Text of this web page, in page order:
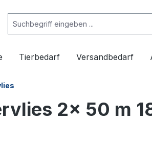
Tierbedarf Versandbedarf
2x 50 m